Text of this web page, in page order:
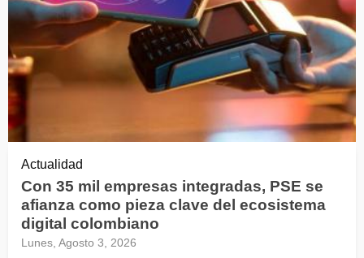
Actualidad
Con 35 mil empresas integradas, PSE se
afianza como pieza clave del ecosistema
digital colombiano
Lunes, Agosto 3, 2026